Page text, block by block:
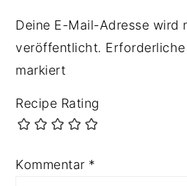
Deine E-Mail-Adresse wird
veröffentlicht.
markiert
Recipe Rating
Kommentar *